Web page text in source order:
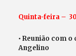
Quinta-feira –
• Reunião com
Angelino